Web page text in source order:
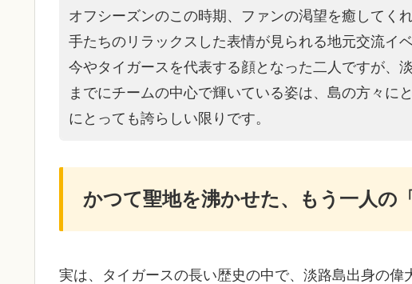
オフシーズンのこの時期、ファンの渇望を癒してく
手たちのリラックスした表情が見られる地元交流イベ
今やタイガースを代表する顔となった二人ですが、
までにチームの中心で輝いている姿は、島の方々に
にとっても誇らしい限りです。
かつて聖地を沸かせた、もう一人の
実は、タイガースの長い歴史の中で、淡路島出身の偉